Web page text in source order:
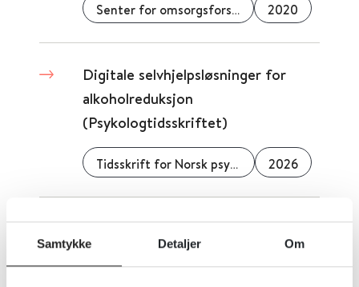
Samtykke Detaljer Om
Senter for omsorgsforskning 2020
Digitale selvhjelpsløsninger for
alkoholreduksjon
(Psykologtidsskriftet)
Tidsskrift for Norsk psykologforening 2026
Digitale seksuelle overgrep mot
barn og unge - gjerningspersoner